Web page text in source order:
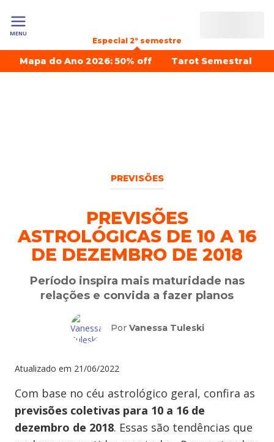
MENU
Especial 2º semestre
Mapa do Ano 2026: 50% off Tarot Semestral
PREVISÕES
PREVISÕES
ASTROLÓGICAS DE 10 A 16
DE DEZEMBRO DE 2018
Período inspira mais maturidade nas
relações e convida a fazer planos
Por Vanessa Tuleski
Atualizado em 21/06/2022
Com base no céu astrológico geral, confira as
previsões coletivas para 10 a 16 de
dezembro de 2018. Essas são tendências que